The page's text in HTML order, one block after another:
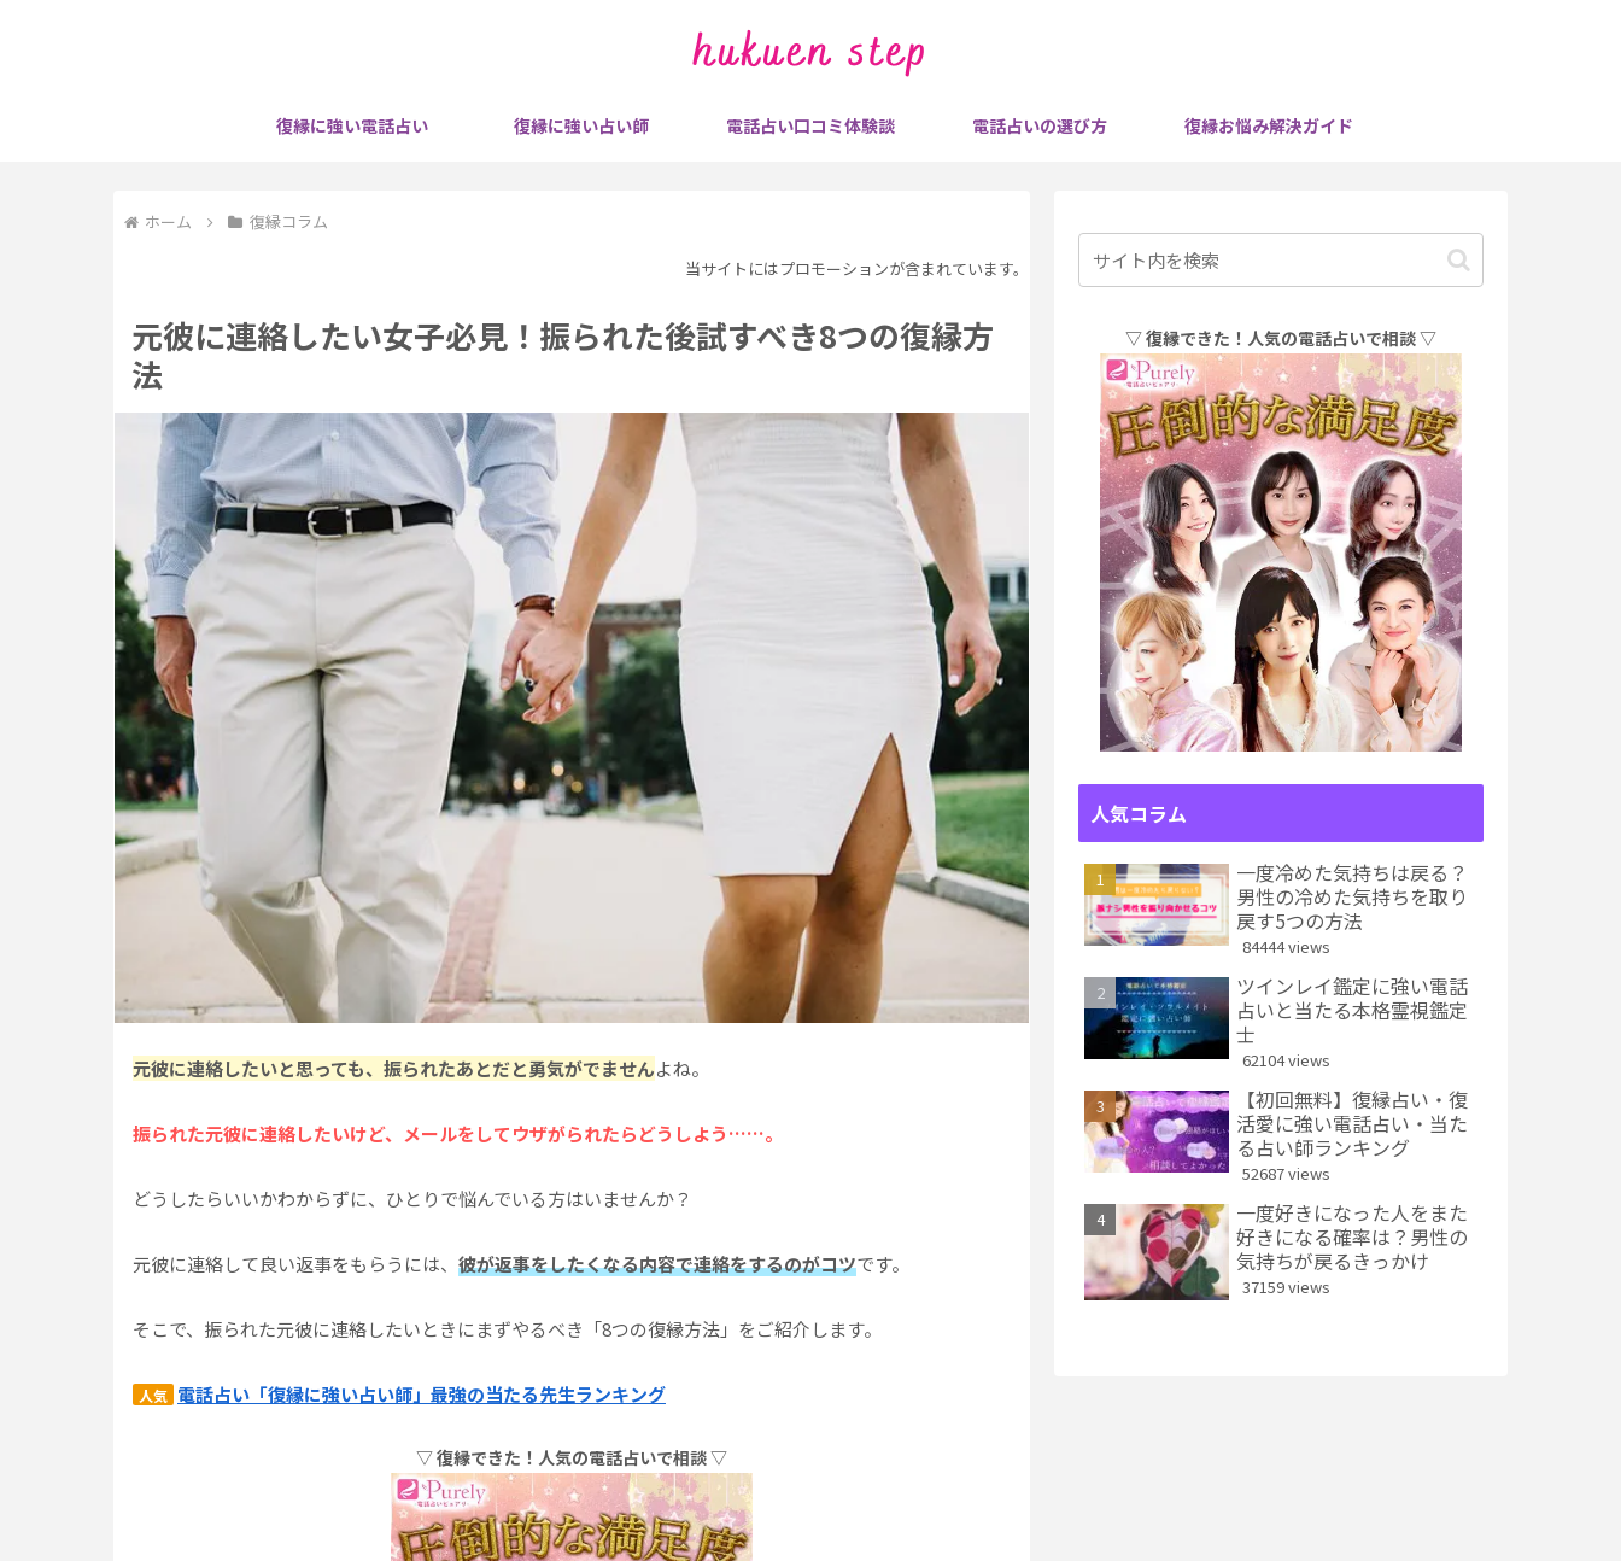
復縁に強い電話占い 復縁に強い占い師 電話占い口コミ体験談 電話占いの選び方 復縁お悩み解決ガイド
ホーム 復縁コラム
当サイトにはプロモーションが含まれています。
元彼に連絡したい女子必見！振られた後試すべき8つの復縁方
法
元彼に連絡したいと思っても、振られたあとだと勇気がでませんよね。
振られた元彼に連絡したいけど、メールをしてウザがられたらどうしよう……。
どうしたらいいかわからずに、ひとりで悩んでいる方はいませんか？
元彼に連絡して良い返事をもらうには、 彼が返事をしたくなる内容で連絡をするのがコツです。
そこで、振られた元彼に連絡したいときにまずやるべき「8つの復縁方法」をご紹介します。
人気 電話占い「復縁に強い占い師」最強の当たる先生ランキング
▽ 復縁できた！人気の電話占いで相談 ▽
▽ 復縁できた！人気の電話占いで相談 ▽
人気コラム
一度冷めた気持ちは戻る？
男性の冷めた気持ちを取り
戻す5つの方法
84444 views
ツインレイ鑑定に強い電話
占いと当たる本格霊視鑑定
士
62104 views
【初回無料】復縁占い・復
活愛に強い電話占い・当た
る占い師ランキング
52687 views
一度好きになった人をまた
好きになる確率は？男性の
気持ちが戻るきっかけ
37159 views